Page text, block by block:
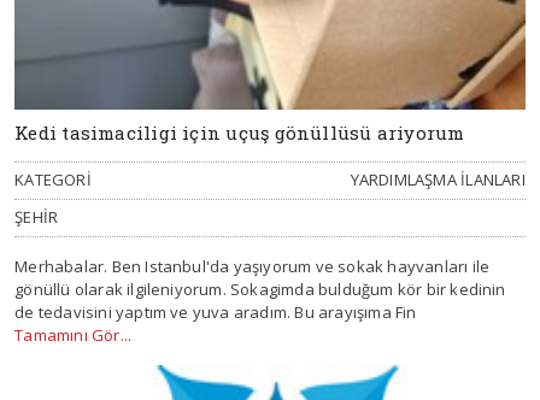
Kedi tasimaciligi için uçuş gönüllüsü ariyorum
KATEGORI
YARDIMLAŞMA ILANLARI
ŞEHIR
Merhabalar. Ben Istanbul'da yaşıyorum ve sokak hayvanları ile
gönüllü olarak ilgileniyorum. Sokagimda bulduğum kör bir kedinin
de tedavisini yaptım ve yuva aradım. Bu arayışıma Fin
Tamamını Gör...